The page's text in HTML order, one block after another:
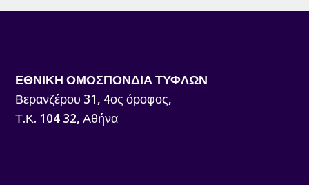
ΕΘΝΙΚΗ ΟΜΟΣΠΟΝΔΙΑ ΤΥΦΛΩΝ
Βερανζέρου 31, 4ος όροφος,
Τ.Κ. 104 32, Αθήνα